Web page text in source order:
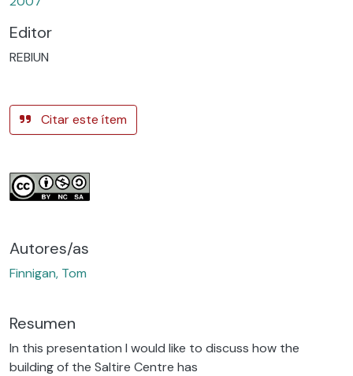
Editor
REBIUN
Citar este ítem
Autores/as
Finnigan, Tom
Resumen
In this presentation I would like to discuss how the
building of the Saltire Centre has